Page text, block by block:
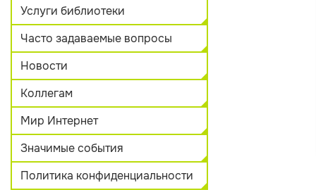
Услуги библиотеки
Часто задаваемые вопросы
Новости
Коллегам
Мир Интернет
Значимые события
Политика конфиденциальности